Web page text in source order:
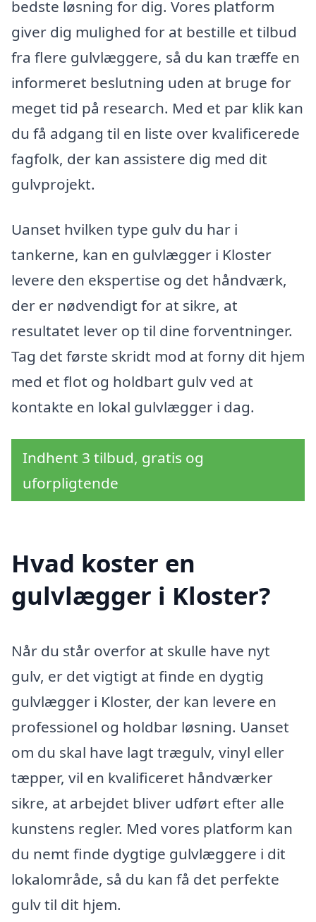
bedste løsning for dig. Vores platform
giver dig mulighed for at bestille et tilbud
fra flere gulvlæggere, så du kan træffe en
informeret beslutning uden at bruge for
meget tid på research. Med et par klik kan
du få adgang til en liste over kvalificerede
fagfolk, der kan assistere dig med dit
gulvprojekt.
Uanset hvilken type gulv du har i
tankerne, kan en gulvlægger i Kloster
levere den ekspertise og det håndværk,
der er nødvendigt for at sikre, at
resultatet lever op til dine forventninger.
Tag det første skridt mod at forny dit hjem
med et flot og holdbart gulv ved at
kontakte en lokal gulvlægger i dag.
Indhent 3 tilbud, gratis og
uforpligtende
Hvad koster en
gulvlægger i Kloster?
Når du står overfor at skulle have nyt
gulv, er det vigtigt at finde en dygtig
gulvlægger i Kloster, der kan levere en
professionel og holdbar løsning. Uanset
om du skal have lagt trægulv, vinyl eller
tæpper, vil en kvalificeret håndværker
sikre, at arbejdet bliver udført efter alle
kunstens regler. Med vores platform kan
du nemt finde dygtige gulvlæggere i dit
lokalområde, så du kan få det perfekte
gulv til dit hjem.